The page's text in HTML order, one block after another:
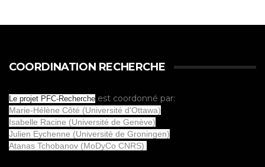
COORDINATION RECHERCHE
Le projet PFC-Recherche est coordonné par:
Marie-Hélène Côté (Université d'Ottawa)
Isabelle Racine (Université de Genève)
Julien Eychenne (Université de Groningen)
Atanas Tchobanov (MoDyCo CNRS)